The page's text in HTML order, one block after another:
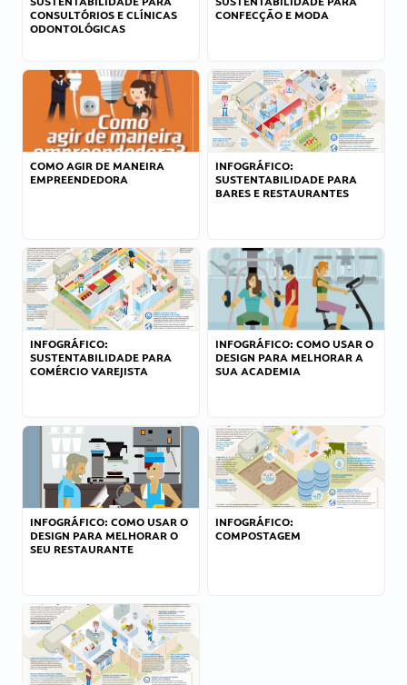
CONSULTÓRIOS E CLÍNICAS
ODONTOLÓGICAS
CONFECÇÃO E MODA
COMO AGIR DE MANEIRA
EMPREENDEDORA
INFOGRÁFICO:
SUSTENTABILIDADE PARA
BARES E RESTAURANTES
INFOGRÁFICO:
SUSTENTABILIDADE PARA
COMÉRCIO VAREJISTA
INFOGRÁFICO: COMO USAR O
DESIGN PARA MELHORAR A
SUA ACADEMIA
INFOGRÁFICO: COMO USAR O
DESIGN PARA MELHORAR O
SEU RESTAURANTE
INFOGRÁFICO:
COMPOSTAGEM